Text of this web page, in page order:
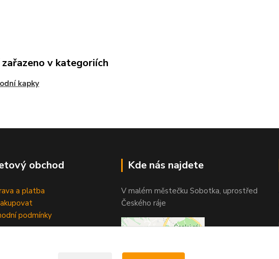
v kategoriích
kapky
obchod
a platba
podmínky
Kde nás najdete
V malém městečku Sobotka, uprostřed
Českého ráje